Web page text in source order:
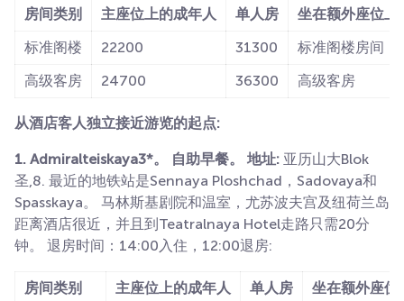
房间类别 主座位上的成年人 单人房
坐在额外座位上
标准阁楼
22200 31300
标准阁楼房间
高级客房
24700 36300 高级客房
从酒店客人独立接近游览的起点:
1. Admiralteiskaya3*。 自助早餐。 地址: 亚历山大Blok
圣,8. 最近的地铁站是Sennaya Ploshchad，Sadovaya和
Spasskaya。 马林斯基剧院和温室，尤苏波夫宫及纽荷兰岛
距离酒店很近，并且到Teatralnaya Hotel走路只需20分
钟。 退房时间：14:00入住，12:00退房:
房间类别 主座位上的成年人 单人房
坐在额外座位